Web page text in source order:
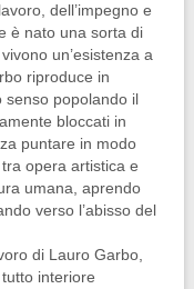
dell’impegno e
è nato una sorta di
un’esistenza a
riproduce in
popolando il
bloccati in
puntare in modo
opera artistica e
umana, aprendo
verso l’abisso del
di Lauro Garbo,
interiore